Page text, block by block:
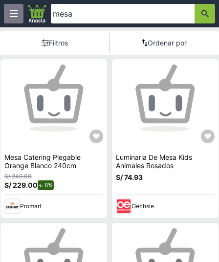
Filtros Ordenar por
Mesa Catering Plegable
Orange Blanco 240cm
S/ 249.00
S/ 229.00 8%
Promart
Luminaria De Mesa Kids
Animales Rosados
S/ 74.93
Oechsle